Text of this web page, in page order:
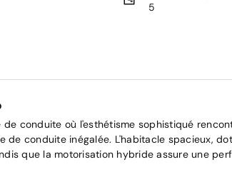
5
de conduite où l'esthétisme sophistiqué
de conduite inégalée. L'habitacle spacieux,
que la motorisation hybride assure une